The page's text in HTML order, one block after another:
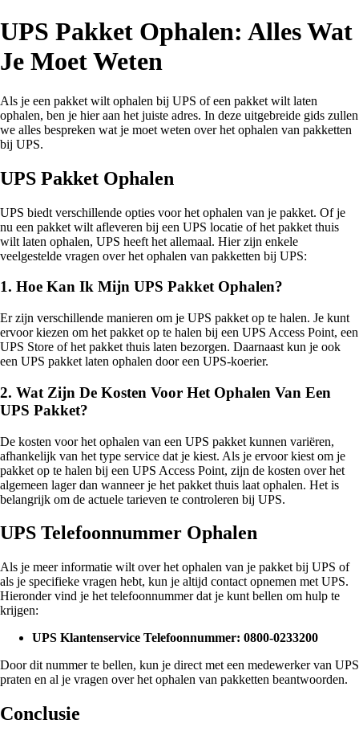
UPS Pakket Ophalen: Alles Wat
Je Moet Weten
Als je een pakket wilt ophalen bij UPS of een pakket wilt laten
ophalen, ben je hier aan het juiste adres. In deze uitgebreide gids zullen
we alles bespreken wat je moet weten over het ophalen van pakketten
bij UPS.
UPS Pakket Ophalen
UPS biedt verschillende opties voor het ophalen van je pakket. Of je
nu een pakket wilt afleveren bij een UPS locatie of het pakket thuis
wilt laten ophalen, UPS heeft het allemaal. Hier zijn enkele
veelgestelde vragen over het ophalen van pakketten bij UPS:
1. Hoe Kan Ik Mijn UPS Pakket Ophalen?
Er zijn verschillende manieren om je UPS pakket op te halen. Je kunt
ervoor kiezen om het pakket op te halen bij een UPS Access Point, een
UPS Store of het pakket thuis laten bezorgen. Daarnaast kun je ook
een UPS pakket laten ophalen door een UPS-koerier.
2. Wat Zijn De Kosten Voor Het Ophalen Van Een
UPS Pakket?
De kosten voor het ophalen van een UPS pakket kunnen variëren,
afhankelijk van het type service dat je kiest. Als je ervoor kiest om je
pakket op te halen bij een UPS Access Point, zijn de kosten over het
algemeen lager dan wanneer je het pakket thuis laat ophalen. Het is
belangrijk om de actuele tarieven te controleren bij UPS.
UPS Telefoonnummer Ophalen
Als je meer informatie wilt over het ophalen van je pakket bij UPS of
als je specifieke vragen hebt, kun je altijd contact opnemen met UPS.
Hieronder vind je het telefoonnummer dat je kunt bellen om hulp te
krijgen:
UPS Klantenservice Telefoonnummer: 0800-0233200
Door dit nummer te bellen, kun je direct met een medewerker van UPS
praten en al je vragen over het ophalen van pakketten beantwoorden.
Conclusie